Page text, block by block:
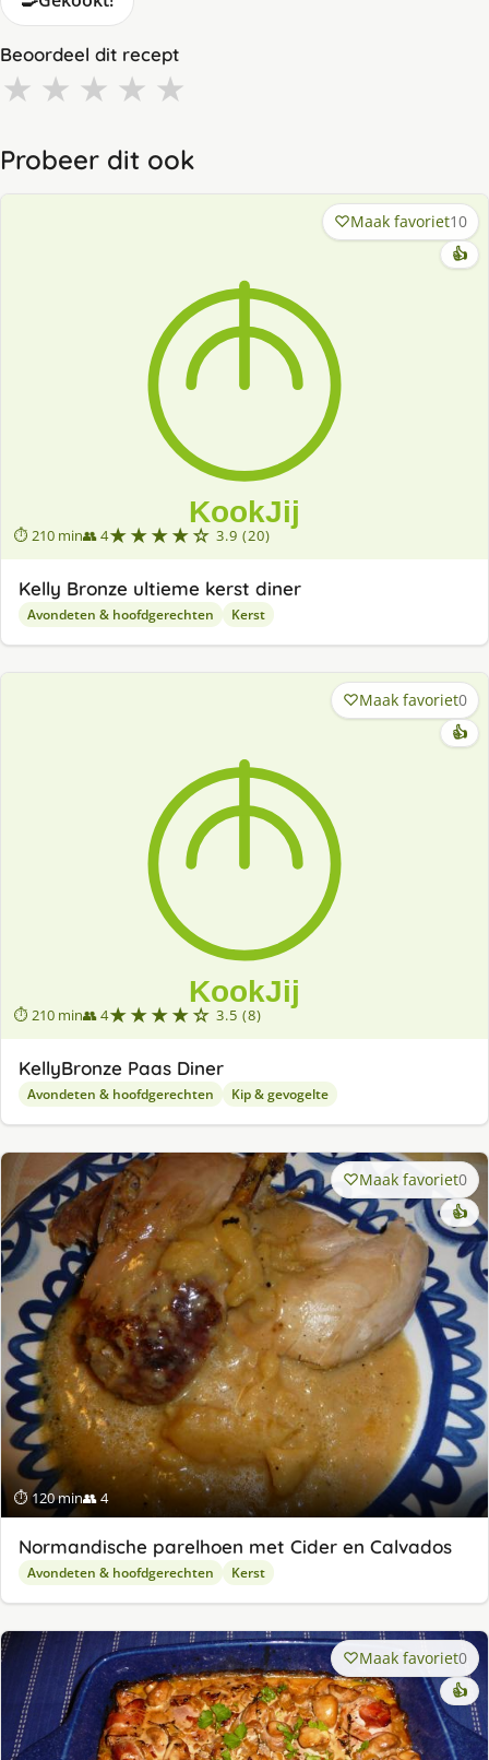
Beoordeel dit recept
★ ★ ★ ★ ★
Probeer dit ook
⏱ 210 min👥 4★★★★☆ 3.9 (20)
Maak favoriet10
👍
Kelly Bronze ultieme kerst diner
Avondeten & hoofdgerechten Kerst
⏱ 210 min👥 4★★★★☆ 3.5 (8)
Maak favoriet0
👍
KellyBronze Paas Diner
Avondeten & hoofdgerechten Kip & gevogelte
⏱ 120 min👥 4
Maak favoriet0
👍
Normandische parelhoen met Cider en Calvados
Avondeten & hoofdgerechten Kerst
Maak favoriet0
👍